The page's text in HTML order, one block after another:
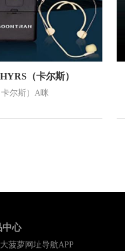
（卡尔斯）
尔斯）A咪
中心
菠萝网址导航APP